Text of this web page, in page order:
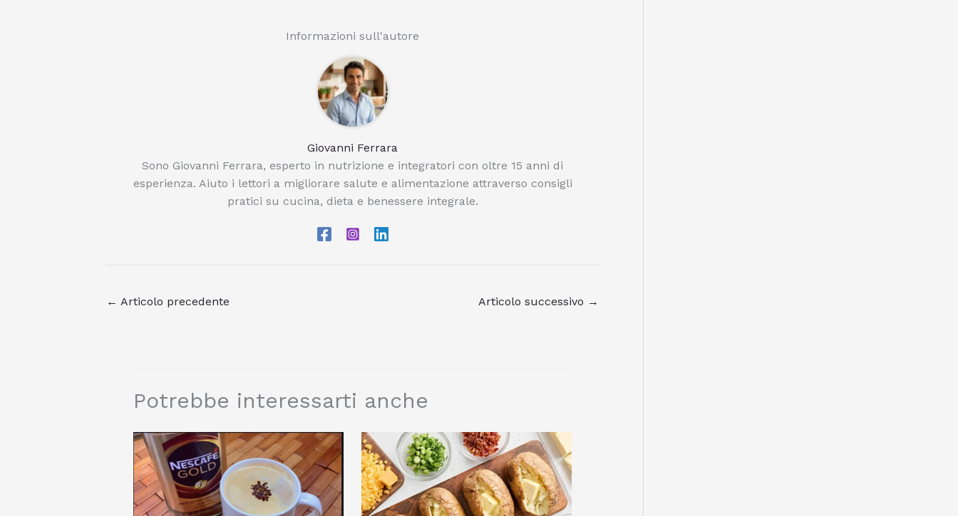
Informazioni sull'autore
Giovanni Ferrara
Sono Giovanni Ferrara, esperto in nutrizione e integratori con oltre 15 anni di
esperienza. Aiuto i lettori a migliorare salute e alimentazione attraverso consigli
pratici su cucina, dieta e benessere integrale.
← Articolo precedente Articolo successivo →
Potrebbe interessarti anche